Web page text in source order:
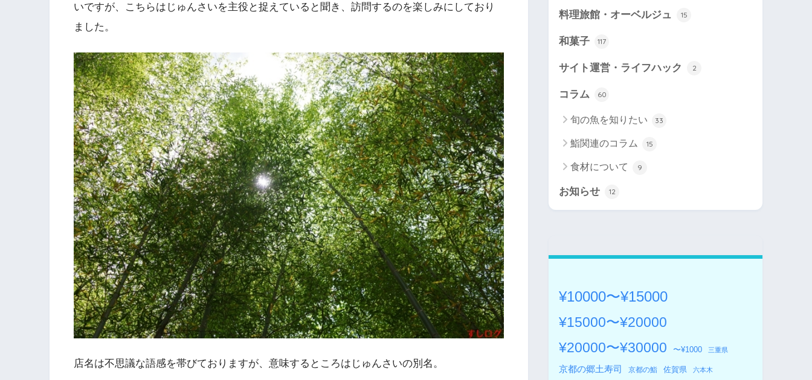
いですが、こちらはじゅんさいを主役と捉えていると聞き、訪問するのを楽しみにしており
ました。
店名は不思議な語感を帯びておりますが、意味するところはじゅんさいの別名。
料理旅館・オーベルジュ 15
和菓子 117
サイト運営・ライフハック 2
コラム 60
旬の魚を知りたい 33
鮨関連のコラム 15
食材について 9
お知らせ 12
¥10000〜¥15000
¥15000〜¥20000
¥20000〜¥30000
〜¥1000 三重県
京都の郷土寿司 京都の鮨 佐賀県 六本木